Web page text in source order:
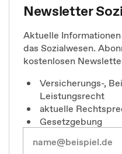
Newsletter
Aktuelle
das Sozialwesen.
kostenlosen
Versicherungs-,
Leistungsrecht
aktuelle
Gesetzgebung